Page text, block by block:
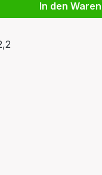
denIn den